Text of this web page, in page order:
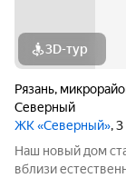
3D-тур
Рязань,
Северный
ЖК «Северный»,
Наш новый дом
вблизи